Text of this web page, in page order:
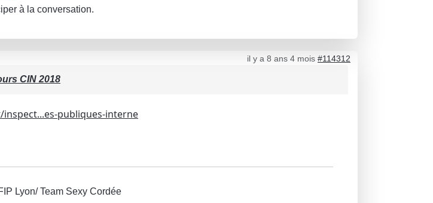
à la conversation.
il y a 8 ans 4 mois #114312
CIN 2018
publiques-interne
Lyon/ Team Sexy Cordée